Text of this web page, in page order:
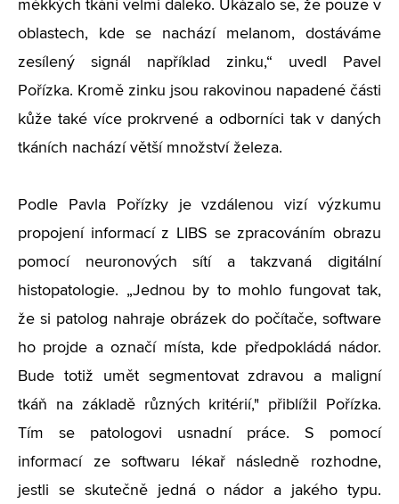
měkkých tkání velmi daleko. Ukázalo se, že pouze v
oblastech, kde se nachází melanom, dostáváme
zesílený signál například zinku,“ uvedl Pavel
Pořízka. Kromě zinku jsou rakovinou napadené části
kůže také více prokrvené a odborníci tak v daných
tkáních nachází větší množství železa.
Podle Pavla Pořízky je vzdálenou vizí výzkumu
propojení informací z LIBS se zpracováním obrazu
pomocí neuronových sítí a takzvaná digitální
histopatologie. „Jednou by to mohlo fungovat tak,
že si patolog nahraje obrázek do počítače, software
ho projde a označí místa, kde předpokládá nádor.
Bude totiž umět segmentovat zdravou a maligní
tkáň na základě různých kritérií," přiblížil Pořízka.
Tím se patologovi usnadní práce. S pomocí
informací ze softwaru lékař následně rozhodne,
jestli se skutečně jedná o nádor a jakého typu.